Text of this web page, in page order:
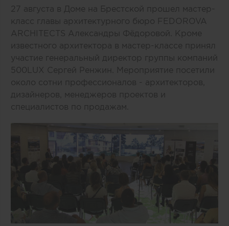
27 августа в Доме на Брестской прошел мастер-
класс главы архитектурного бюро FEDOROVA
ARCHITECTS Александры Фёдоровой. Кроме
известного архитектора в мастер-классе принял
участие генеральный директор группы компаний
500LUX Сергей Ренжин. Мероприятие посетили
около сотни профессионалов - архитекторов,
дизайнеров, менеджеров проектов и
специалистов по продажам.